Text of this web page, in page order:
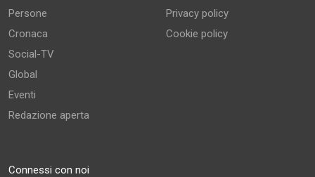
Persone
Cronaca
Social-TV
Global
Eventi
Redazione aperta
Privacy policy
Cookie policy
Connessi con noi